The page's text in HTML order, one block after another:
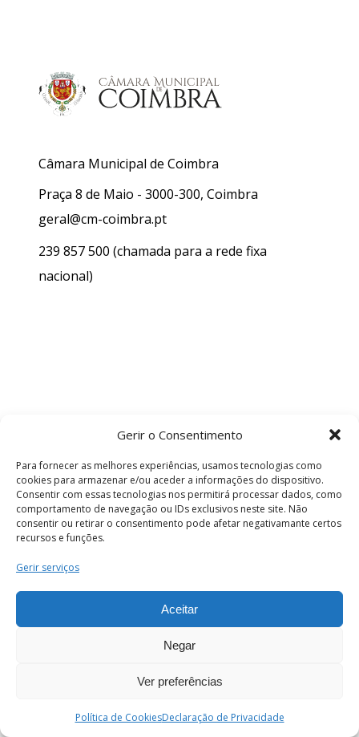
Gerir o Consentimento
Para fornecer as melhores experiências, usamos tecnologias como
cookies para armazenar e/ou aceder a informações do dispositivo.
Consentir com essas tecnologias nos permitirá processar dados, como
comportamento de navegação ou IDs exclusivos neste site. Não
consentir ou retirar o consentimento pode afetar negativamante certos
recursos e funções.
Gerir serviços
Aceitar
Negar
Ver preferências
Política de CookiesDeclaração de Privacidade
Câmara Municipal de Coimbra
Praça 8 de Maio - 3000-300, Coimbra
geral@cm-coimbra.pt
239 857 500 (chamada para a rede fixa
nacional)
Termos e Condições
os direitos reservados.